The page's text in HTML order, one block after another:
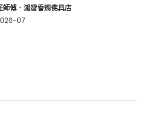
師傅．鴻發香燭佛具店
07